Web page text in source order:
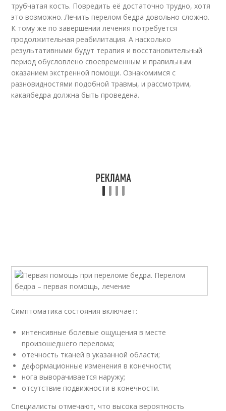
трубчатая кость. Повредить её достаточно трудно, хотя
это возможно. Лечить перелом бедра довольно сложно.
К тому же по завершении лечения потребуется
продолжительная реабилитация. А насколько
результативными будут терапия и восстановительный
период обусловлено своевременным и правильным
оказанием экстренной помощи. Ознакомимся с
разновидностями подобной травмы, и рассмотрим,
какаябедра должна быть проведена.
Симптоматика состояния включает:
интенсивные болевые ощущения в месте
произошедшего перелома;
отечность тканей в указанной области;
деформационные изменения в конечности;
нога выворачивается наружу;
отсутствие подвижности в конечности.
Специалисты отмечают, что высока вероятность